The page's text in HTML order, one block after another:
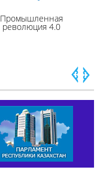
Промышленная
революция 4.0